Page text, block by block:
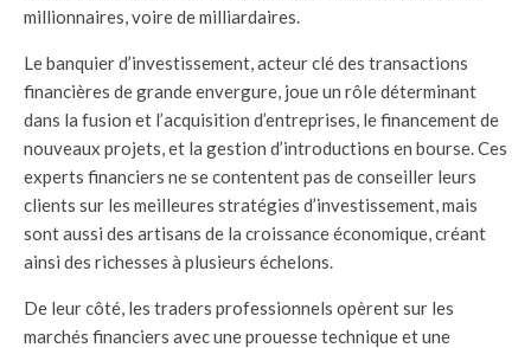
millionnaires, voire de milliardaires.
Le banquier d’investissement, acteur clé des transactions
financières de grande envergure, joue un rôle déterminant
dans la fusion et l’acquisition d’entreprises, le financement de
nouveaux projets, et la gestion d’introductions en bourse. Ces
experts financiers ne se contentent pas de conseiller leurs
clients sur les meilleures stratégies d’investissement, mais
sont aussi des artisans de la croissance économique, créant
ainsi des richesses à plusieurs échelons.
De leur côté, les traders professionnels opèrent sur les
marchés financiers avec une prouesse technique et une